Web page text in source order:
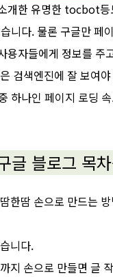
개한 유명한 tocbot
니다. 물론 구글만 페
용자들에게 정보를
검색엔진에 잘 보여
하나인 페이지 로딩
글 블로그 목
한땀 손으로 만드는
니다.
지 손으로 만들면 글